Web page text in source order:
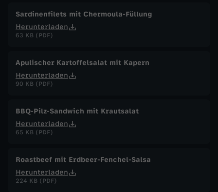
Sardinenfilets mit Chermoula-Füllung
Herunterladen
63 KB (PDF)
Apulischer Kartoffelsalat mit Kapern
Herunterladen
90 KB (PDF)
BBQ-Pilz-Sandwich mit Krautsalat
Herunterladen
65 KB (PDF)
Roastbeef mit Erdbeer-Fenchel-Salsa
Herunterladen
224 KB (PDF)